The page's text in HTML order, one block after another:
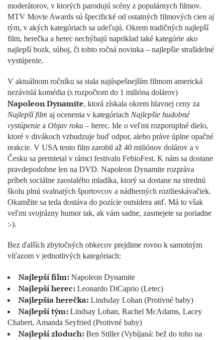
moderátorov, v ktorých parodujú scény z populárnych filmov.
MTV Movie Awards sú špecifické od ostatných filmových cien aj
tým, v akých kategóriach sa udeľujú. Okrem tradičných najlepší
film, herečka a herec nechýbajú napriklad také kategórie ako
najlepší bozk, súboj, či tohto ročná novinka – najlepšie strašidelné
vystúpenie.
V aktuálnom ročníku sa stala najúspešnejším filmom americká
nezávislá komédia (s rozpočtom do 1 milióna dolárov)
Napoleon Dynamite, ktorá získala okrem hlavnej ceny za
Najlepší film aj ocenenia v kategóriach Najlepšie hudobné
vystúpenie a Objav roku – herec. Ide o veľmi rozporuplné dielo,
ktoré v divákoch vzbudzuje buď odpor, alebo práve úplne opačné
reakcie. V USA tento film zarobil až 40 miliónov dolárov a v
Česku sa premietal v rámci festivalu FebioFest. K nám sa dostane
pravdepodobne len na DVD. Napoleon Dynamite rozpráva
príbeh sociálne zaostalého mladíka, ktorý sa dostane na strednú
školu plnú svalnatých športovcov a nádherných roztlieskávačiek.
Okamžite sa teda dostáva do pozície outsidera atď. Má to však
veľmi svojrázny humor tak, ak vám sadne, zasmejete sa poriadne
:-).
Bez ďalších zbytočných obkecov prejdime rovno k samotným
víťazom v jednotlivých kategóriach:
Najlepší film: Napoleon Dynamite
Najlepší herec: Leonardo DiCaprio (Letec)
Najlepšia herečka: Lindsday Lohan (Protivné baby)
Najlepší tým: Lindsay Lohan, Rachel McAdams, Lacey
Chabert, Amanda Seyfried (Protivné baby)
Najlepší zloduch: Ben Stiller (Vybíjaná: bež do toho na